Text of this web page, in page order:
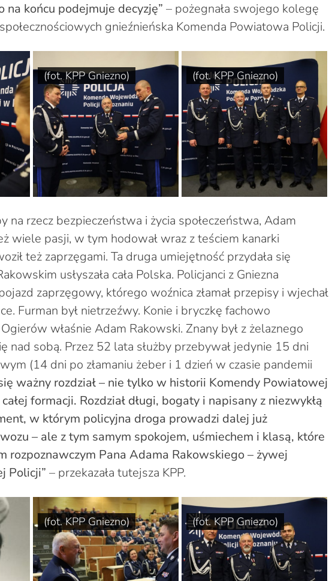
końcu podejmuje decyzję” – pożegnała swojego kolegę
gnieźnieńska Komenda Powiatowa Policji.
(fot. KPP Gniezno) (fot. KPP Gniezno)
na rzecz bezpieczeństwa i życia społeczeństwa, Adam
wiele pasji, w tym hodował wraz z teściem kanarki
też zaprzęgami. Ta druga umiejętność przydała się
usłyszała cała Polska. Policjanci z Gniezna
zaprzęgowy, którego woźnica złamał przepisy i wjechał
Furman był nietrzeźwy. Konie i bryczkę fachowo
właśnie Adam Rakowski. Znany był z żelaznego
nad sobą. Przez 52 lata służby przebywał jedynie 15 dni
(14 dni po złamaniu żeber i 1 dzień w czasie pandemii
ważny rozdział – nie tylko w historii Komendy Powiatowej
formacji. Rozdział długi, bogaty i napisany z niezwykłą
w którym policyjna droga prowadzi dalej już
– ale z tym samym spokojem, uśmiechem i klasą, które
rozpoznawczym Pana Adama Rakowskiego – żywej
Policji” – przekazała tutejsza KPP.
(fot. KPP Gniezno) (fot. KPP Gniezno)